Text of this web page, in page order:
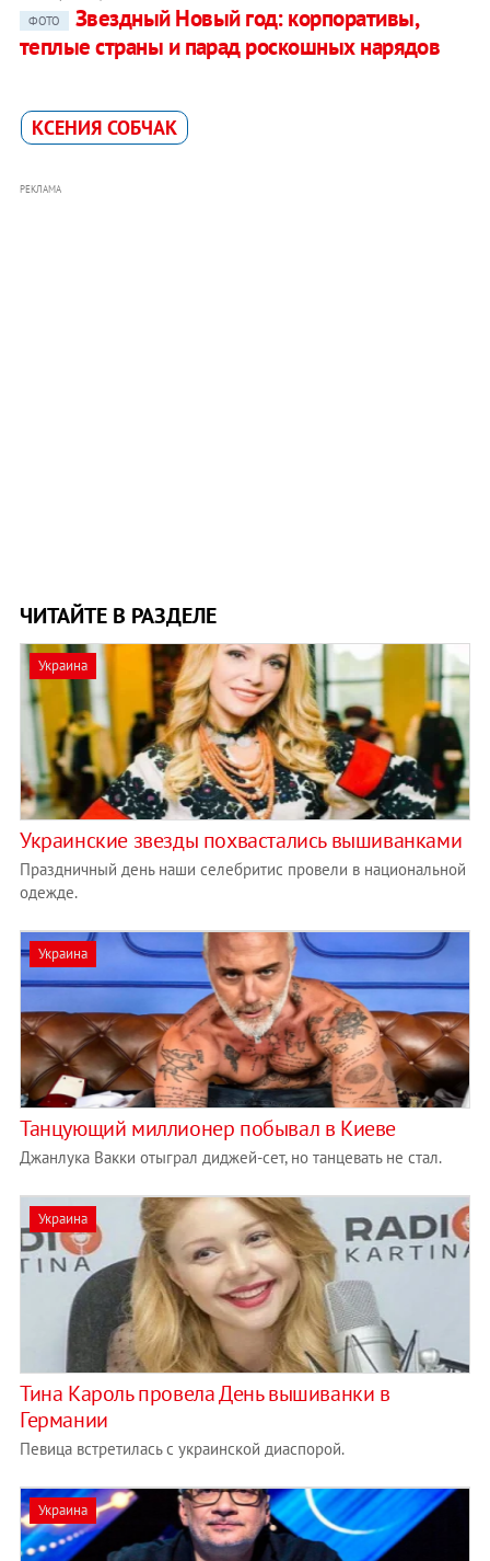
ФОТО
Звездный Новый год: корпоративы,
теплые страны и парад роскошных нарядов
КСЕНИЯ СОБЧАК
РЕКЛАМА
ЧИТАЙТЕ В РАЗДЕЛЕ
Украина
Украинские звезды похвастались вышиванками
Праздничный день наши селебритис провели в национальной
одежде.
Украина
Танцующий миллионер побывал в Киеве
Джанлука Вакки отыграл диджей-сет, но танцевать не стал.
Украина
Тина Кароль провела День вышиванки в
Германии
Певица встретилась с украинской диаспорой.
Украина